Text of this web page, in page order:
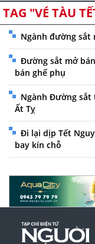
TAG "VÉ TÀU
Ngành đường sắt
Đường sắt mở
bán ghế phụ
Ngành Đường sắt
Ất Tỵ
Đi lại dịp Tết
bay kín chỗ